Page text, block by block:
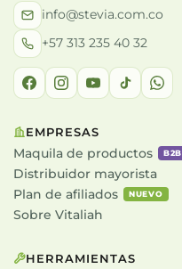
info@stevia.com.co
+57 313 235 40 32
EMPRESAS
Maquila de productos
B2B
Distribuidor mayorista
Plan de afiliados
NUEVO
Sobre Vitaliah
HERRAMIENTAS